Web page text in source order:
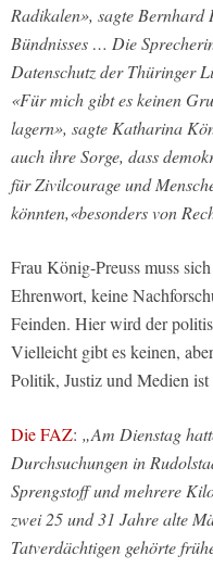
Radikalen», sagte Bernhard
Bündnisses … Die
Datenschutz der Thüringer
«Für mich gibt es keinen
lagern», sagte Katharina
auch ihre Sorge, dass
für Zivilcourage und
könnten,«besonders von
Frau König-Preuss muss
Ehrenwort, keine
Feinden. Hier wird der
Vielleicht gibt es keinen,
Politik, Justiz und Medien ist
Die FAZ: „Am Dienstag
Durchsuchungen in
Sprengstoff und mehrere
zwei 25 und 31 Jahre alte
Tatverdächtigen gehörte